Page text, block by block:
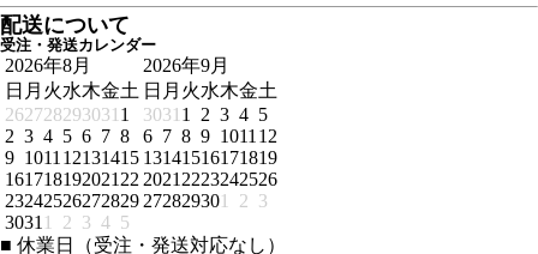
配送について
受注・発送カレンダー
2026年8月
日 月 火水木金土
2627282930311
2 3 4 5 6 7 8
9 101112131415
16171819202122
23242526272829
30311 2 3 4 5
2026年9月
日 月 火水木金土
30311 2 3 4 5
6 7 8 9 101112
13141516171819
20212223242526
272829301 2 3
■ 休業日（受注・発送対応なし）